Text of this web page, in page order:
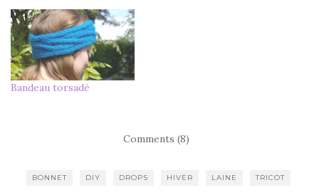
Bandeau torsadé
Comments (8)
BONNET DIY DROPS HIVER LAINE TRICOT